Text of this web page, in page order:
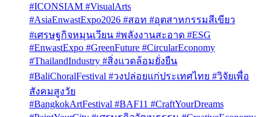
#ICONSIAM #VisualArts
#AsiaEnwastExpo2026 #สอท #อุตสาหกรรมสีเขียว
#เศรษฐกิจหมุนเวียน #พลังงานสะอาด #ESG
#EnwastExpo #GreenFuture #CircularEconomy
#ThailandIndustry #สิ่งแวดล้อมยั่งยืน
#BaliChoralFestival #วงปล่อยแก่ประเทศไทย #วิจัยเพื่อ
สังคมสูงวัย
#BangkokArtFestival #BAF11 #CraftYourDreams